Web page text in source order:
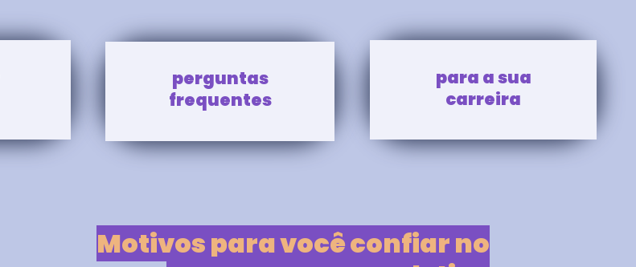
perguntas
frequentes
para a sua
carreira
Motivos para você confiar no